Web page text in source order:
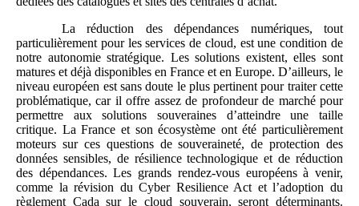
La réduction des dépendances numériques, tout
particulièrement pour les services de cloud, est une condition de
notre autonomie stratégique. Les solutions existent, elles sont
matures et déjà disponibles en France et en Europe. D’ailleurs, le
niveau européen est sans doute le plus pertinent pour traiter cette
problématique, car il offre assez de profondeur de marché pour
permettre aux solutions souveraines d’atteindre une taille
critique. La France et son écosystème ont été particulièrement
moteurs sur ces questions de souveraineté, de protection des
données sensibles, de résilience technologique et de réduction
des dépendances. Les grands rendez-vous européens à venir,
comme la révision du Cyber Resilience Act et l’adoption du
règlement Cada sur le cloud souverain, seront déterminants.